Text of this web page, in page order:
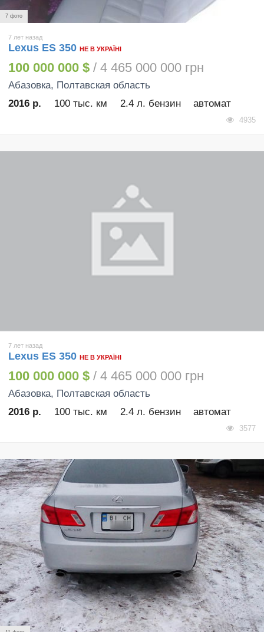
7 фото
7 лет назад
Lexus ES 350 НЕ В УКРАЇНІ
100 000 000 $ / 4 465 000 000 грн
Абазовка, Полтавская область
2016 р.
100 тыс. км 2.4 л. бензин автомат
4935
7 лет назад
Lexus ES 350 НЕ В УКРАЇНІ
100 000 000 $ / 4 465 000 000 грн
Абазовка, Полтавская область
2016 р.
100 тыс. км 2.4 л. бензин автомат
3577